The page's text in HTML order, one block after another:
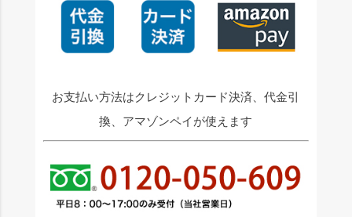
お支払い方法はクレジットカード決済、代金引
換、アマゾンペイが使えます